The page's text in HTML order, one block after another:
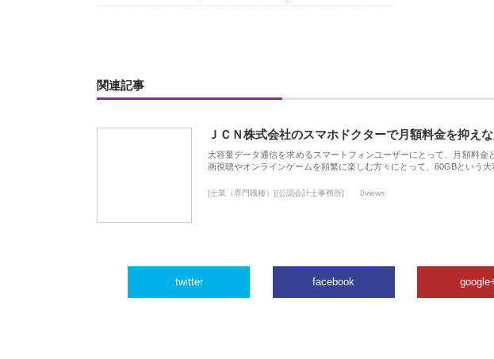
関連記事
ＪＣＮ株式会社のスマホドクターで月額料金を抑え
大容量データ通信を求めるスマートフォンユーザーにとって、月額料
画視聴やオンラインゲームを頻繁に楽しむ方々にとって、60GBという
[士業（専門職種）][公認会計士事務所] 0views
twitter facebook